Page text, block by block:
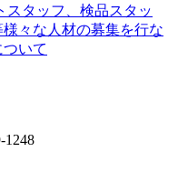
スタッフ、検品スタッ
々な人材の募集を行な
いて
1248